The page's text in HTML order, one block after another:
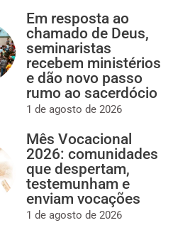
Em resposta ao
chamado de Deus,
seminaristas
recebem ministérios
e dão novo passo
rumo ao sacerdócio
1 de agosto de 2026
Mês Vocacional
2026: comunidades
que despertam,
testemunham e
enviam vocações
1 de agosto de 2026